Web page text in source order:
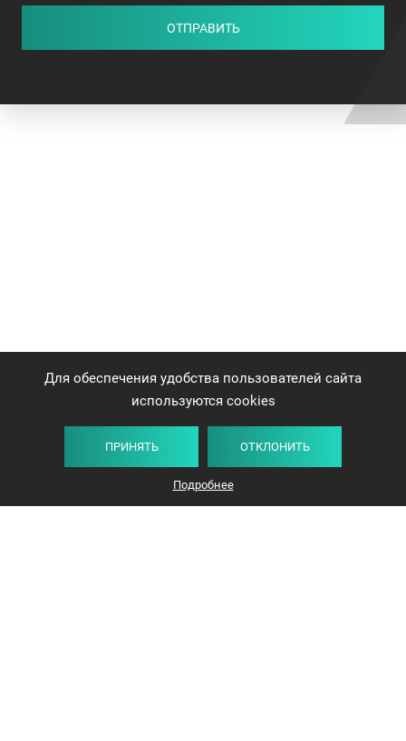
ОТПРАВИТЬ
Для обеспечения удобства пользователей сайта
используются cookies
ПРИНЯТЬ ОТКЛОНИТЬ
Подробнее